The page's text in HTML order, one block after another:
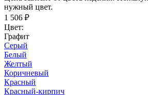
нужный цвет.
1 506 ₽
Цвет:
Графит
Серый
Белый
Желтый
Коричневый
Красный
Красный-кирпич